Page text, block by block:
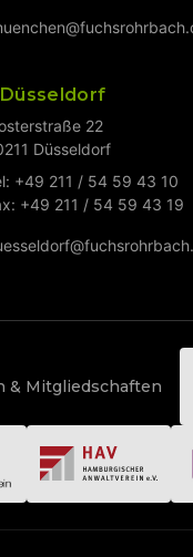
Düsseldorf
22
Düsseldorf
+49 211 / 54 59 43 10
+49 211 / 54 59 43 19
& Mitgliedschaften